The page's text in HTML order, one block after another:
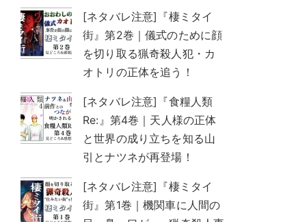
[ネタバレ注意]『棲ミタイ
街』第2巻｜儀式のために顔
を切り取る猟奇殺人犯・カ
オトリの正体を追う！
[ネタバレ注意]『食糧人類
Re:』第4巻｜天人様の正体
と世界の成り立ちを知る山
引とナツネが再登場！
[ネタバレ注意]『棲ミタイ
街』第1巻｜機関車に人間の